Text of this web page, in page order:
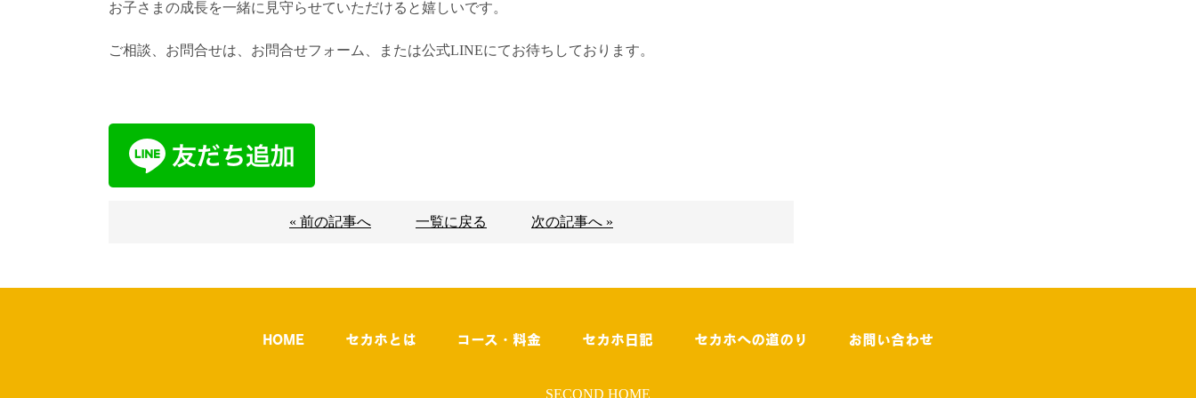
お子さまの成長を一緒に見守らせていただけると嬉しいです。
ご相談、お問合せは、お問合せフォーム、または公式LINEにてお待ちしております。
« 前の記事へ 一覧に戻る 次の記事へ »
HOME セカホとは コース・料金 セカホ日記 セカホへの道のり お問い合わせ
SECOND HOME